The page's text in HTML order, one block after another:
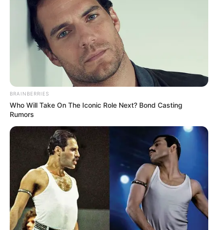
implacável articulação do senador Fernando Collor de Mello
Senado)
Foto/Reprodução.
O prefeito dePrincesa Isabel (PB)
Ricardo Pereira do
Nascimento, formalizou que pagará o Piso Nacional de dois
salários. A declaração foi feita antes mesmo de ser definida uma
data para o repasse dos recursos da União para pagamento do
novo Piso. Como se fosse pouco, o prefeito ainda usou as redes
sociais para declarar que será um dos primeiros prefeitos do país
fazer tal coisa. Saiba mais detalhes, veja o vídeo com a fala do
BRAINBERRIES
Who Will Take On The Iconic Role Next? Bond Casting
Rumors